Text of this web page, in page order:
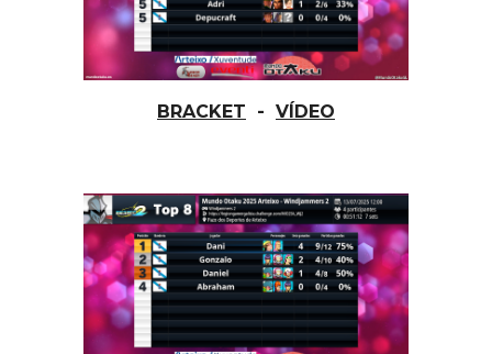
BRACKET - VÍDEO